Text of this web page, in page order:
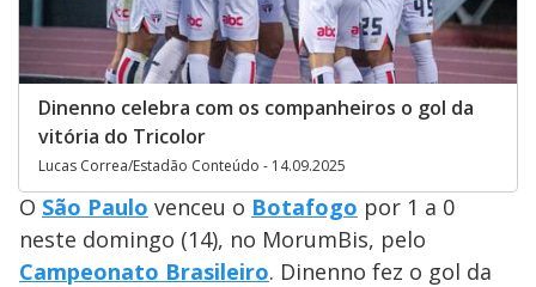
Dinenno celebra com os companheiros o gol da
vitória do Tricolor
Lucas Correa/Estadão Conteúdo - 14.09.2025
O São Paulo venceu o Botafogo por 1 a 0
neste domingo (14), no MorumBis, pelo
Campeonato Brasileiro. Dinenno fez o gol da